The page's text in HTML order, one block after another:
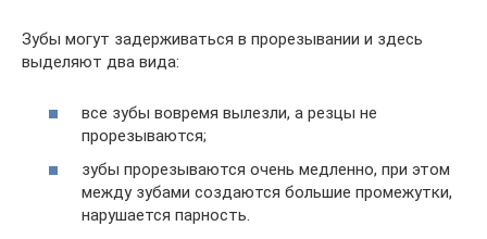
Зубы могут задерживаться в прорезывании и здесь
выделяют два вида:
все зубы вовремя вылезли, а резцы не
прорезываются;
зубы прорезываются очень медленно, при этом
между зубами создаются большие промежутки,
нарушается парность.